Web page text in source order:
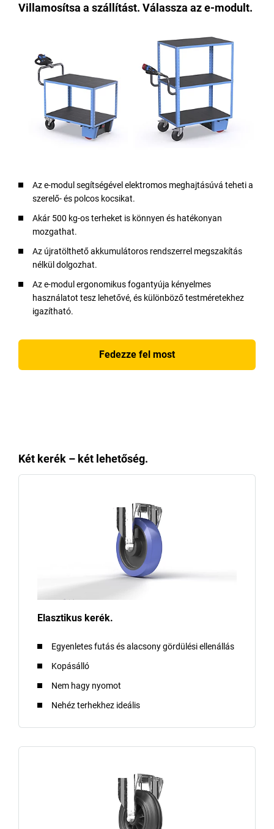
Villamosítsa a szállítást. Válassza az e-modult.
Az e-modul segítségével elektromos meghajtásúvá teheti a
szerelő- és polcos kocsikat.
Akár 500 kg-os terheket is könnyen és hatékonyan
mozgathat.
Az újratölthető akkumulátoros rendszerrel megszakítás
nélkül dolgozhat.
Az e-modul ergonomikus fogantyúja kényelmes
használatot tesz lehetővé, és különböző testméretekhez
igazítható.
Fedezze fel most
Két kerék – két lehetőség.
Elasztikus kerék.
Egyenletes futás és alacsony gördülési ellenállás
Kopásálló
Nem hagy nyomot
Nehéz terhekhez ideális